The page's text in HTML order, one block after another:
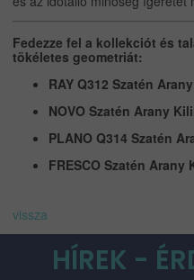
Fedezze fel a kollekciót és
tökéletes geometriát:
RAY Q312 Szatén
NOVO Szatén Arany
PLANO Q314 Szatén
FRESCO Szatén Arany
vissza
HÍREK -